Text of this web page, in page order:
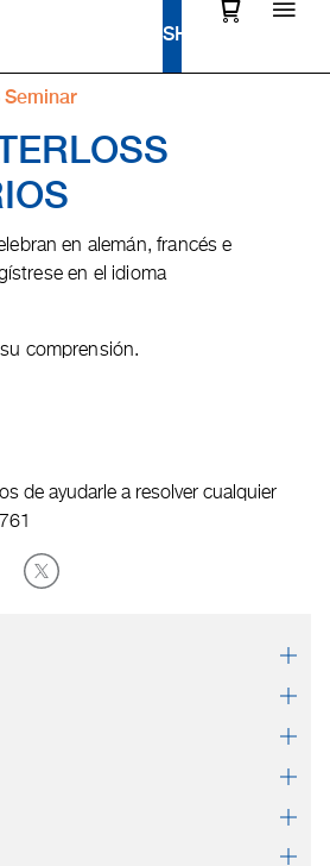
Seminar
en alemán, francés e
en el idioma
comprensión.
de ayudarle a resolver cualquier